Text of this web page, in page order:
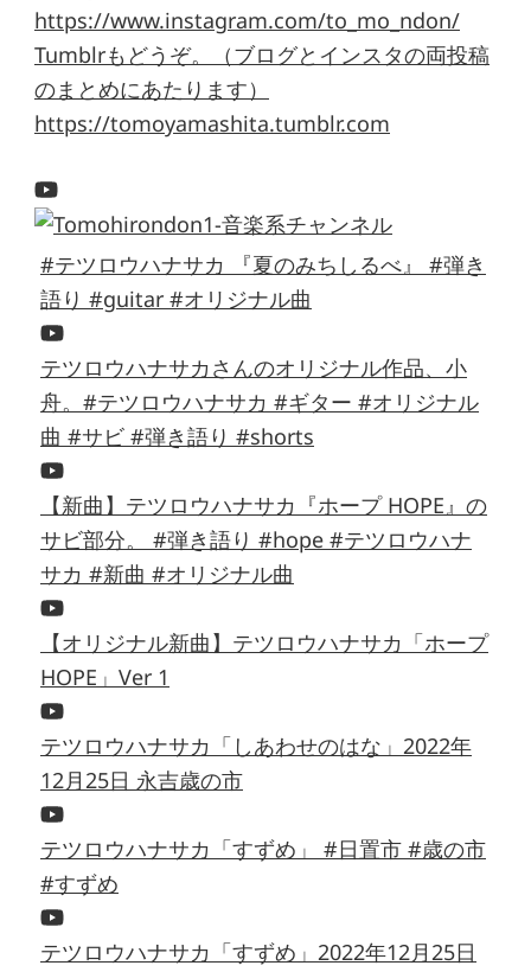
https://www.instagram.com/to_mo_ndon/
Tumblrもどうぞ。（ブログとインスタの両投稿
のまとめにあたります）
https://tomoyamashita.tumblr.com
#テツロウハナサカ 『夏のみちしるべ』 #弾き
語り #guitar #オリジナル曲
テツロウハナサカさんのオリジナル作品、小
舟。#テツロウハナサカ #ギター #オリジナル
曲 #サビ #弾き語り #shorts
【新曲】テツロウハナサカ『ホープ HOPE』の
サビ部分。 #弾き語り #hope #テツロウハナ
サカ #新曲 #オリジナル曲
【オリジナル新曲】テツロウハナサカ「ホープ
HOPE」Ver 1
テツロウハナサカ「しあわせのはな」2022年
12月25日 永吉歳の市
テツロウハナサカ「すずめ」 #日置市 #歳の市
#すずめ
テツロウハナサカ「すずめ」2022年12月25日